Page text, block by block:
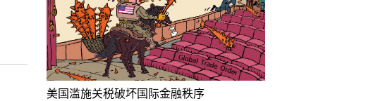
美国滥施关税破坏国际金融秩序